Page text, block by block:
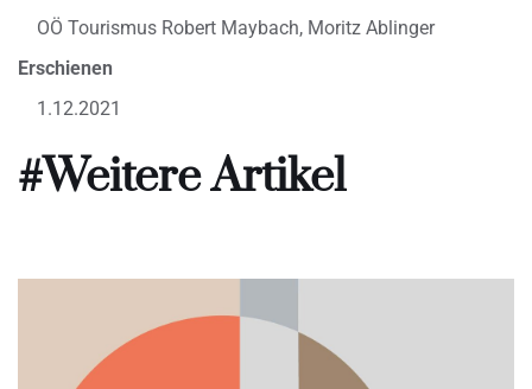
OÖ Tourismus Robert Maybach, Moritz Ablinger
Erschienen
1.12.2021
#Weitere Artikel